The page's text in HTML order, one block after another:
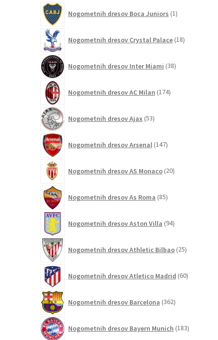
Nogometnih dresov Boca Juniors 1izdelek
Nogometnih dresov Crystal Palace 18izdelkov
Nogometnih dresov Inter Miami 38izdelkov
Nogometnih dresov AC Milan 174izdelkov
Nogometnih dresov Ajax 53izdelkov
Nogometnih dresov Arsenal 147izdelkov
Nogometnih dresov AS Monaco 20izdelkov
Nogometnih dresov As Roma 85izdelkov
Nogometnih dresov Aston Villa 94izdelkov
Nogometnih dresov Athletic Bilbao 25izdelkov
Nogometnih dresov Atletico Madrid 60izdelkov
Nogometnih dresov Barcelona 362izdelkov
Nogometnih dresov Bayern Munich 183izdelkov